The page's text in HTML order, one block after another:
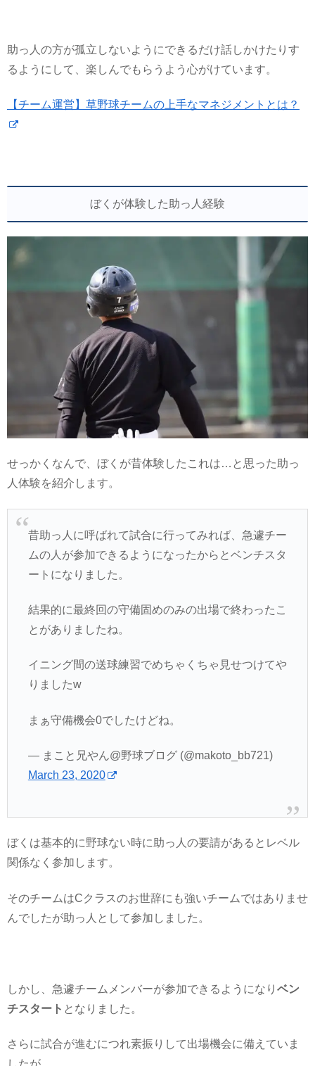
助っ人の方が孤立しないようにできるだけ話しかけたりす
るようにして、楽しんでもらうよう心がけています。
【チーム運営】草野球チームの上手なマネジメントとは？
ぼくが体験した助っ人経験
せっかくなんで、ぼくが昔体験したこれは…と思った助っ
人体験を紹介します。
昔助っ人に呼ばれて試合に行ってみれば、急遽チー
ムの人が参加できるようになったからとベンチスタ
ートになりました。
結果的に最終回の守備固めのみの出場で終わったこ
とがありましたね。
イニング間の送球練習でめちゃくちゃ見せつけてや
りましたw
まぁ守備機会0でしたけどね。
— まこと兄やん@野球ブログ (@makoto_bb721)
March 23, 2020
ぼくは基本的に野球ない時に助っ人の要請があるとレベル
関係なく参加します。
そのチームはCクラスのお世辞にも強いチームではありませ
んでしたが助っ人として参加しました。
しかし、急遽チームメンバーが参加できるようになり ベン
チスタート となりました。
さらに試合が進むにつれ素振りして出場機会に備えていま
したが…